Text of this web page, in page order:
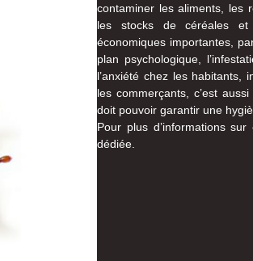
contaminer les aliments, les
les stocks de céréales
économiques importantes,
plan psychologique,
l’anxiété chez les habitants,
les commerçants, c’est
doit pouvoir garantir une
Pour plus d’informations
dédiée.